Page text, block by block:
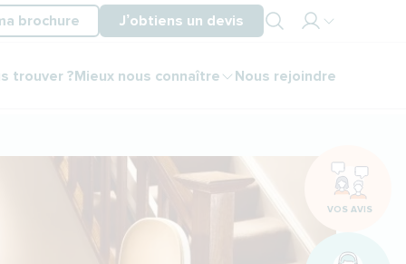
brochure
J’obtiens un devis
espace
trouver ?Mieux nous connaître Nous rejoindre
VOS AVIS